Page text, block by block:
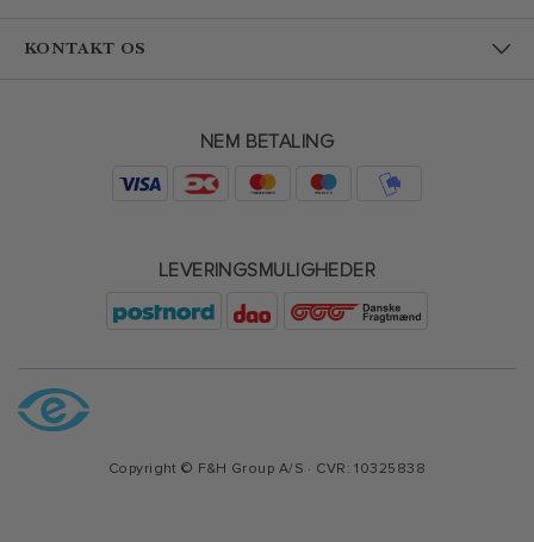
KONTAKT OS
NEM BETALING
LEVERINGSMULIGHEDER
Copyright © F&H Group A/S · CVR: 10325838